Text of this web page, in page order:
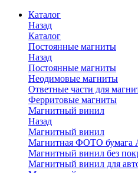
Каталог
Назад
Каталог
Постоянные магниты
Назад
Постоянные магниты
Неодимовые магниты
Ответные части для
Ферритовые магниты
Магнитный винил
Назад
Магнитный винил
Магнитная ФОТО бумага
Магнитный винил без
Магнитный винил для